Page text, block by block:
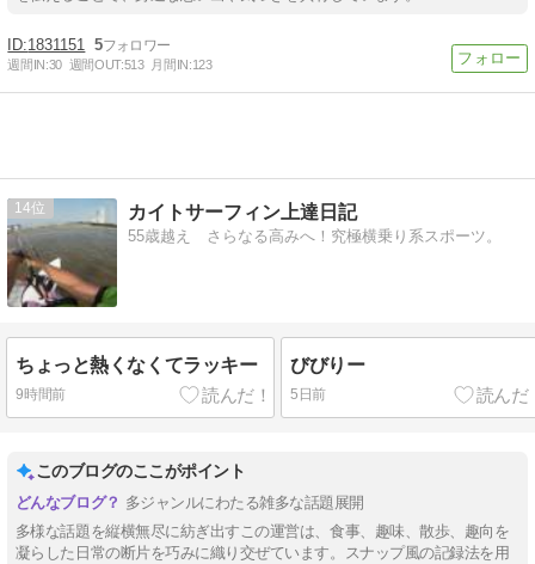
1831151 5
週間IN:30 週間OUT:513 月間IN:123
14 カイトサーフィン上達日記
55歳越え さらなる高みへ！究極横乗り系スポーツ。
ちょっと熱くなくてラッキー
9時間前
びびりー
5日前
このブログのここがポイント
多ジャンルにわたる雑多な話題展開
多様な話題を縦横無尽に紡ぎ出すこの運営は、食事、趣味、散歩、趣向を
凝らした日常の断片を巧みに織り交ぜています。スナップ風の記録法を用